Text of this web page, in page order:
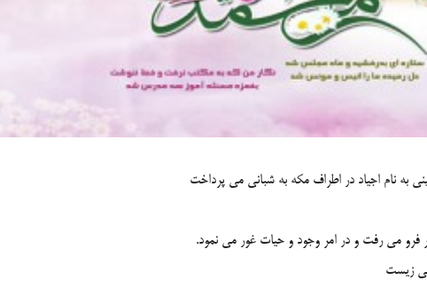
به نام اجياد در اطراف مكه به شبانى مى پرداخت
مى رفت و در امر وجود و حيات غور مى نمود.
زيست